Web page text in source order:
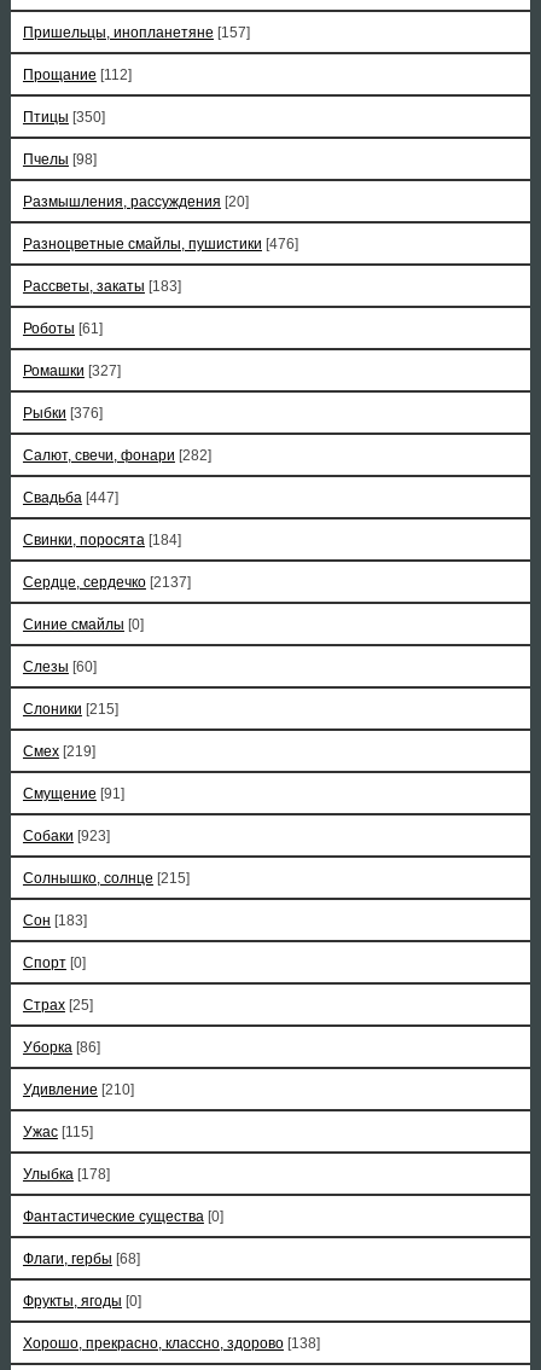
Пришельцы, инопланетяне [157]
Прощание [112]
Птицы [350]
Пчелы [98]
Размышления, рассуждения [20]
Разноцветные смайлы, пушистики [476]
Рассветы, закаты [183]
Роботы [61]
Ромашки [327]
Рыбки [376]
Салют, свечи, фонари [282]
Свадьба [447]
Свинки, поросята [184]
Сердце, сердечко [2137]
Синие смайлы [0]
Слезы [60]
Слоники [215]
Смех [219]
Смущение [91]
Собаки [923]
Солнышко, солнце [215]
Сон [183]
Спорт [0]
Страх [25]
Уборка [86]
Удивление [210]
Ужас [115]
Улыбка [178]
Фантастические существа [0]
Флаги, гербы [68]
Фрукты, ягоды [0]
Хорошо, прекрасно, классно, здорово [138]